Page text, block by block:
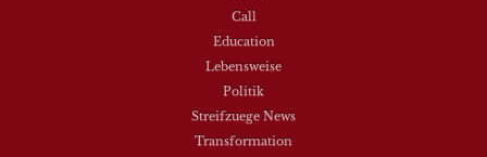
Call
Education
Lebensweise
Politik
Streifzuege News
Transformation